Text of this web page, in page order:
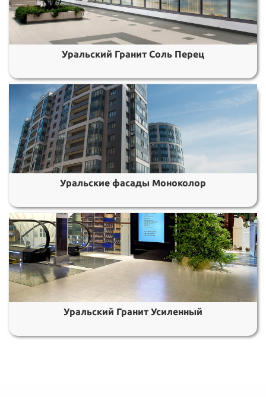
Уральский Гранит Соль Перец
Уральские фасады Моноколор
Уральский Гранит Усиленный